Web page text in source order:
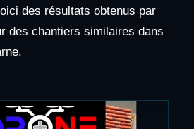
des résultats obtenus par
des chantiers similaires dans